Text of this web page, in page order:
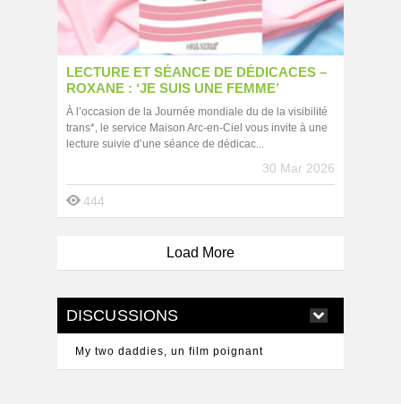
LECTURE ET SÉANCE DE DÉDICACES –
ROXANE : ‘JE SUIS UNE FEMME’
À l’occasion de la Journée mondiale du de la visibilité
trans*, le service Maison Arc-en-Ciel vous invite à une
lecture suivie d’une séance de dédicac...
30 Mar 2026
444
Load More
DISCUSSIONS
My two daddies, un film poignant